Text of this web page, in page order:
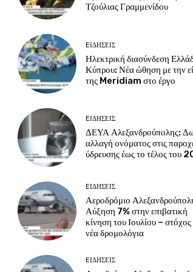
Τζούλιας Γραμμενίδου
EΙΔΗΣΕΙΣ
Ηλεκτρική διασύνδεση
Κύπρου: Νέα ώθηση με την
της Meridiam στο έργο
EΙΔΗΣΕΙΣ
ΔΕΥΑ Αλεξανδρούπολης:
αλλαγή ονόματος στις
ύδρευσης έως το τέλος του
EΙΔΗΣΕΙΣ
Αεροδρόμιο
Αύξηση 7% στην επιβατική
κίνηση του Ιουλίου – στόχος
νέα δρομολόγια
EΙΔΗΣΕΙΣ